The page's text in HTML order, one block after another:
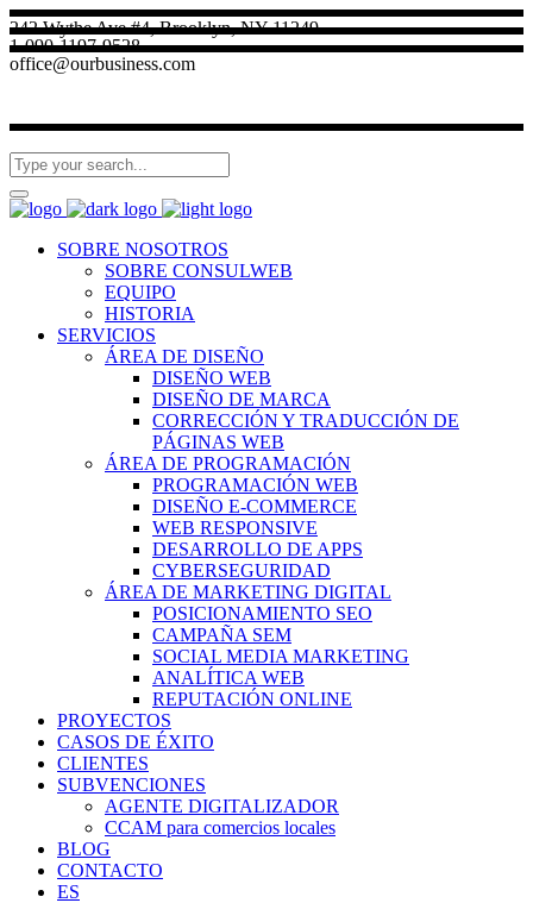
242 Wythe Ave #4, Brooklyn, NY 11249
1-090-1197-9528
office@ourbusiness.com
SOBRE NOSOTROS
SOBRE CONSULWEB
EQUIPO
HISTORIA
SERVICIOS
ÁREA DE DISEÑO
DISEÑO WEB
DISEÑO DE MARCA
CORRECCIÓN Y TRADUCCIÓN DE
PÁGINAS WEB
ÁREA DE PROGRAMACIÓN
PROGRAMACIÓN WEB
DISEÑO E-COMMERCE
WEB RESPONSIVE
DESARROLLO DE APPS
CYBERSEGURIDAD
ÁREA DE MARKETING DIGITAL
POSICIONAMIENTO SEO
CAMPAÑA SEM
SOCIAL MEDIA MARKETING
ANALÍTICA WEB
REPUTACIÓN ONLINE
PROYECTOS
CASOS DE ÉXITO
CLIENTES
SUBVENCIONES
AGENTE DIGITALIZADOR
CCAM para comercios locales
BLOG
CONTACTO
ES